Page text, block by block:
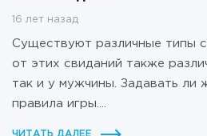
16 лет назад
Существуют различные типы
от этих свиданий также
так и у мужчины. Задавать ли
правила игры....
ЧИТАТЬ ДАЛЕЕ